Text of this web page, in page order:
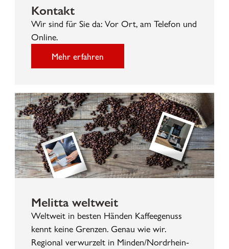
Kontakt
Wir sind für Sie da: Vor Ort, am Telefon und
Online.
Mehr erfahren
Melitta weltweit
Weltweit in besten Händen Kaffeegenuss
kennt keine Grenzen. Genau wie wir.
Regional verwurzelt in Minden/Nordrhein-